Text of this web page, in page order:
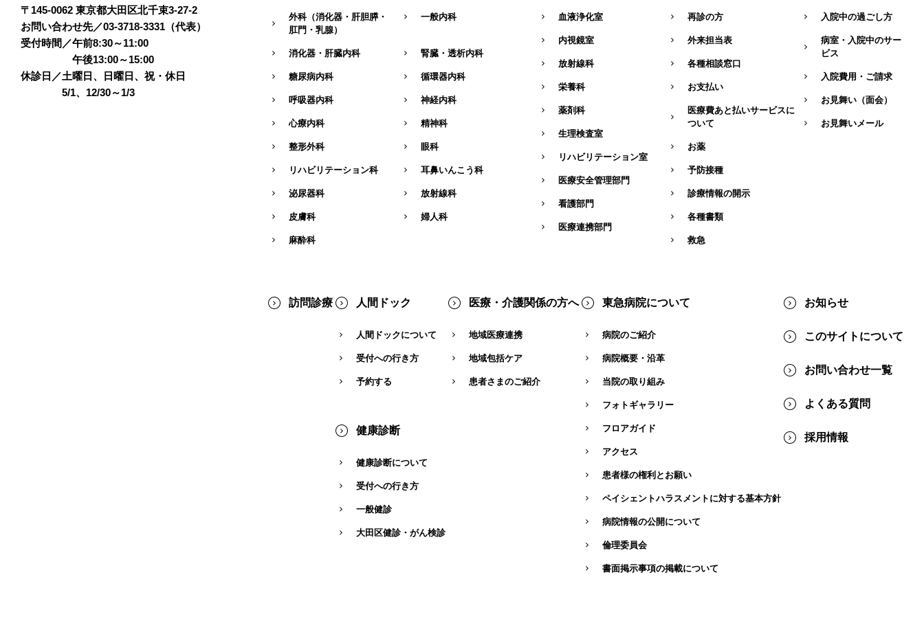
〒145-0062 東京都大田区北千束3-27-2
お問い合わせ先／03-3718-3331（代表）
受付時間／午前8:30～11:00
午後13:00～15:00
休診日／土曜日、日曜日、祝・休日
5/1、12/30～1/3
外科（消化器・肝胆膵・
肛門・乳腺）
一般内科
消化器・肝臓内科 腎臓・透析内科
糖尿病内科 循環器内科
呼吸器内科 神経内科
心療内科 精神科
整形外科 眼科
リハビリテーション科 耳鼻いんこう科
泌尿器科 放射線科
皮膚科 婦人科
麻酔科
血液浄化室
内視鏡室
放射線科
栄養科
薬剤科
生理検査室
リハビリテーション室
医療安全管理部門
看護部門
医療連携部門
再診の方
外来担当表
各種相談窓口
お支払い
医療費あと払いサービスに
ついて
お薬
予防接種
診療情報の開示
各種書類
救急
入院中の過ごし方
病室・入院中のサー
ビス
入院費用・ご請求
お見舞い（面会）
お見舞いメール
訪問診療 人間ドック
人間ドックについて
受付への行き方
予約する
健康診断
健康診断について
受付への行き方
一般健診
大田区健診・がん検診
医療・介護関係の方へ
地域医療連携
地域包括ケア
患者さまのご紹介
東急病院について
病院のご紹介
病院概要・沿⾰
当院の取り組み
フォトギャラリー
フロアガイド
アクセス
患者様の権利とお願い
ペイシェントハラスメントに対する基本方針
病院情報の公開について
倫理委員会
書面掲示事項の掲載について
お知らせ
このサイトについて
お問い合わせ一覧
よくある質問
採用情報